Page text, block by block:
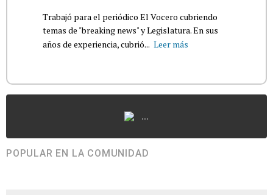
Trabajó para el periódico El Vocero cubriendo
temas de "breaking news" y Legislatura. En sus
años de experiencia, cubrió... Leer más
...
POPULAR EN LA COMUNIDAD